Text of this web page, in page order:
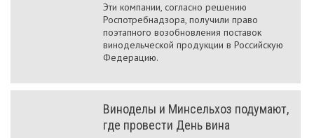
Эти компании, согласно решению
Роспотребнадзора, получили право
поэтапного возобновления поставок
винодельческой продукции в Российскую
Федерацию.
Виноделы и Минсельхоз подумают,
где провести День вина